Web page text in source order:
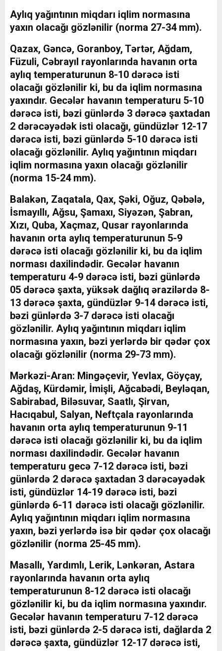
Aylıq yağıntının miqdarı iqlim normasına
yaxın olacağı gözlənilir (norma 27-34 mm).
Qazax, Gəncə, Goranboy, Tərtər, Ağdam,
Füzuli, Cəbrayıl rayonlarında havanın orta
aylıq temperaturunun 8-10 dərəcə isti
olacağı gözlənilir ki, bu da iqlim normasına
yaxındır. Gecələr havanın temperaturu 5-10
dərəcə isti, bəzi günlərdə 3 dərəcə şaxtadan
2 dərəcəyədək isti olacağı, gündüzlər 12-17
dərəcə isti, bəzi günlərdə 5-10 dərəcə isti
olacağı gözlənilir. Aylıq yağıntının miqdarı
iqlim normasına yaxın olacağı gözlənilir
(norma 15-24 mm).
Balakən, Zaqatala, Qax, Şəki, Oğuz, Qəbələ,
İsmayıllı, Ağsu, Şamaxı, Siyəzən, Şabran,
Xızı, Quba, Xaçmaz, Qusar rayonlarında
havanın orta aylıq temperaturunun 5-9
dərəcə isti olacağı gözlənilir ki, bu da iqlim
norması daxilindədir. Gecələr havanın
temperaturu 4-9 dərəcə isti, bəzi günlərdə
05 dərəcə şaxta, yüksək dağlıq ərazilərdə 8-
13 dərəcə şaxta, gündüzlər 9-14 dərəcə isti,
bəzi günlərdə 3-7 dərəcə isti olacağı
gözlənilir. Aylıq yağıntının miqdarı iqlim
normasına yaxın, bəzi yerlərdə bir qədər çox
olacağı gözlənilir (norma 29-73 mm).
Mərkəzi-Aran: Mingəçevir, Yevlax, Göyçay,
Ağdaş, Kürdəmir, İmişli, Ağcabədi, Beyləqan,
Sabirabad, Biləsuvar, Saatlı, Şirvan,
Hacıqabul, Salyan, Neftçala rayonlarında
havanın orta aylıq temperaturunun 9-11
dərəcə isti olacağı gözlənilir ki, bu da iqlim
norması daxilindədir. Gecələr havanın
temperaturu gecə 7-12 dərəcə isti, bəzi
günlərdə 2 dərəcə şaxtadan 3 dərəcəyədək
isti, gündüzlər 14-19 dərəcə isti, bəzi
günlərdə 6-11 dərəcə isti olacağı gözlənilir.
Aylıq yağıntının miqdarı iqlim normasına
yaxın, bəzi yerlərdə isə bir qədər çox olacağı
gözlənilir (norma 25-45 mm).
Masallı, Yardımlı, Lerik, Lənkəran, Astara
rayonlarında havanın orta aylıq
temperaturunun 8-12 dərəcə isti olacağı
gözlənilir ki, bu da iqlim normasına yaxındır.
Gecələr havanın temperaturu 7-12 dərəcə
isti, bəzi günlərdə 2-5 dərəcə isti, dağlarda 2
dərəcə şaxta, gündüzlər 12-17 dərəcə isti,